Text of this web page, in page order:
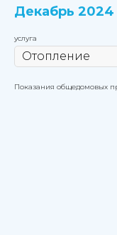
Декабрь 2024
услуга
Показания общедомовых